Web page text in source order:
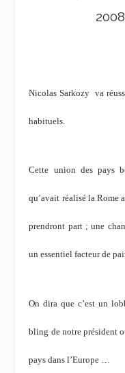
2008
Nicolas Sarkozy va
habituels.
Cette union des pays
qu’avait réalisé la Rome
prendront part ; une
un essentiel facteur de
On dira que c’est un
bling de notre président
pays dans l’Europe …